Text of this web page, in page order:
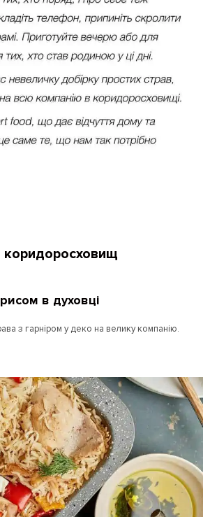
коридоросховищ
в духовці
з гарніром у деко на велику компанію.